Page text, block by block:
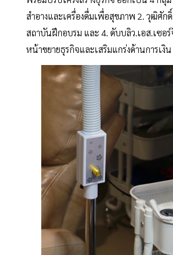
สำอางและเครื่องดื่มเพื่อสุขภาพ 2. วุฒิศัก
สถาบันฝึกอบรม และ 4. ดับบลิว.เอส.เซอ
หน้าขยายธุรกิจและเสริมแกร่งด้านการเงิน